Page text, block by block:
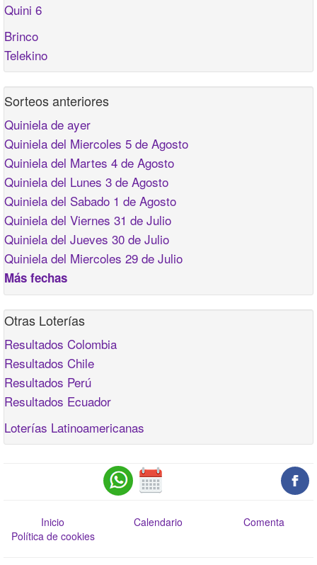
Quini 6
Brinco
Telekino
Sorteos anteriores
Quiniela de ayer
Quiniela del Miercoles 5 de Agosto
Quiniela del Martes 4 de Agosto
Quiniela del Lunes 3 de Agosto
Quiniela del Sabado 1 de Agosto
Quiniela del Viernes 31 de Julio
Quiniela del Jueves 30 de Julio
Quiniela del Miercoles 29 de Julio
Más fechas
Otras Loterías
Resultados Colombia
Resultados Chile
Resultados Perú
Resultados Ecuador
Loterías Latinoamericanas
Inicio Calendario
Comenta
Política de cookies